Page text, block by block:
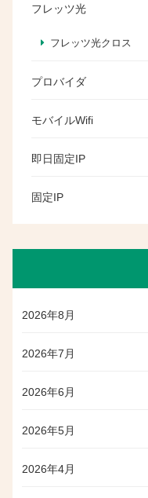
フレッツ光
フレッツ光クロス
プロバイダ
モバイルWifi
即日固定IP
固定IP
2026年8月
2026年7月
2026年6月
2026年5月
2026年4月